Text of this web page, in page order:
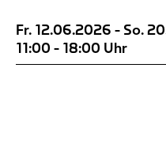
Straße An sieben
Dortmunder Wall lässt
notieren. Die Orte
Fr. 12.06.2026 - So.
11:00 - 18:00 Uhr